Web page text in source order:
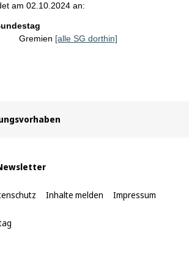
am 02.10.2024 an:
Gremien [alle SG dorthin]
Inhalte melden Impressum